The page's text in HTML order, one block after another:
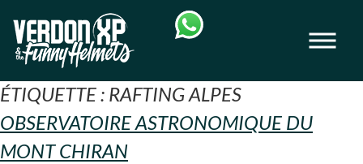
navigation
content
VERDON-XP | RAFTING, CANOE &
ÉTIQUETTE : RAFTING ALPES
OBSERVATOIRE ASTRONOMIQUE DU
MONT CHIRAN